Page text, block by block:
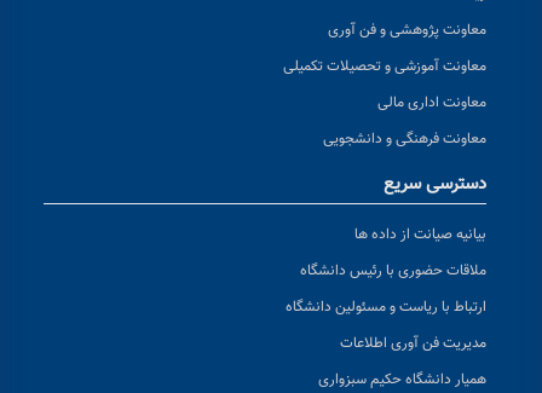
معاونت پژوهشی و فن آوری
معاونت آموزشی و تحصیلات تکمیلی
معاونت اداری مالی
معاونت فرهنگی و دانشجویی
دسترسی سریع
بیانیه صیانت از داده ها
ملاقات حضوری با رئیس دانشگاه
ارتباط با ریاست و مسئولین دانشگاه
مدیریت فن آوری اطلاعات
همیار دانشگاه حکیم سبزواری